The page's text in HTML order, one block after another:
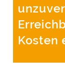
Kosten